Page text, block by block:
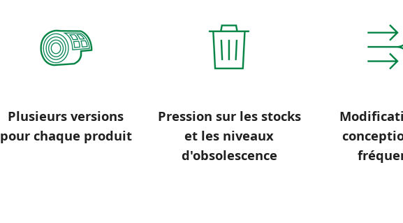
Plusieurs versions
pour chaque produit
Pression sur les stocks
et les niveaux
d'obsolescence